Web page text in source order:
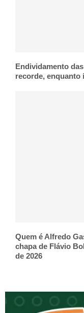
Endividamento
recorde, enquanto
Quem é Alfredo
chapa de Flávio
de 2026